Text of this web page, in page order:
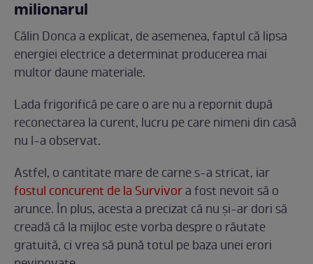
milionarul
Călin Donca a explicat, de asemenea, faptul că lipsa
energiei electrice a determinat producerea mai
multor daune materiale.
Lada frigorifică pe care o are nu a repornit după
reconectarea la curent, lucru pe care nimeni din casă
nu l-a observat.
Astfel, o cantitate mare de carne s-a stricat, iar
fostul concurent de la Survivora fost nevoit să o
arunce. În plus, acesta a precizat că nu și-ar dori să
creadă că la mijloc este vorba despre o răutate
gratuită, ci vrea să pună totul pe baza unei erori